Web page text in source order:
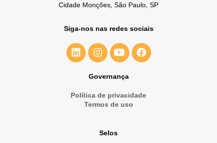
Cidade Monções, São Paulo, SP
Siga-nos nas redes sociais
Governança
Política de privacidade
Termos de uso
Selos